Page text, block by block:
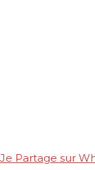
Je Partage sur